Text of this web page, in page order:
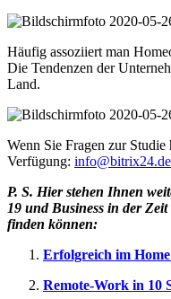
Häufig assoziiert man
Die Tendenzen der
Land.
Wenn Sie Fragen zur
Verfügung: info@bitrix24.de
P. S. Hier stehen Ihnen
19 und Business in der
finden können:
Erfolgreich im
Remote-Work in 10